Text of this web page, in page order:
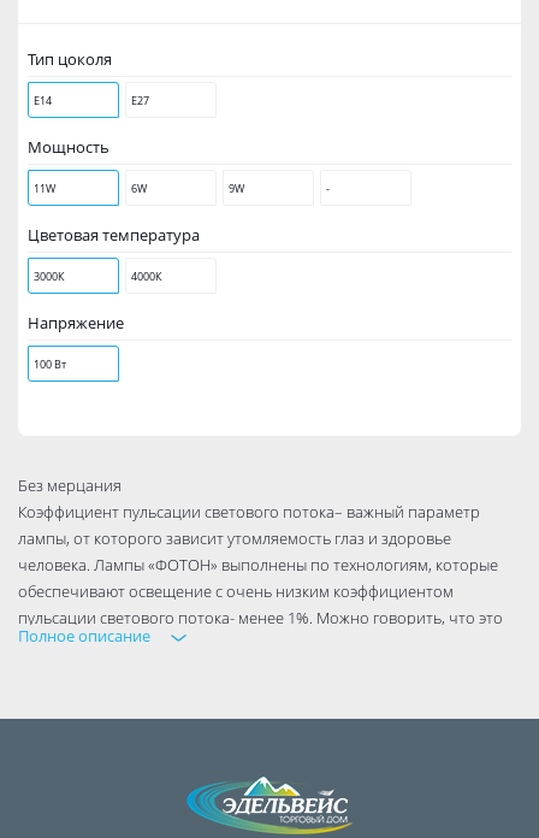
Тип цоколя
Е14 Е27
Мощность
11W 6W 9W -
Цветовая температура
3000К 4000К
Напряжение
100 Вт
Без мерцания
Коэффициент пульсации светового потока– важный параметр
лампы, от которого зависит утомляемость глаз и здоровье
человека. Лампы «ФОТОН» выполнены по технологиям, которые
обеспечивают освещение с очень низким коэффициентом
пульсации светового потока- менее 1%. Можно говорить, что это
лампы «без мерцания», так как даже самые жесткие нормативы
В отличие от компактных люминесцентных ламп, светодиодные
им не требуется время на разогрев.
Рекомендуются к использованию в подвесных потолках и
Полное описание